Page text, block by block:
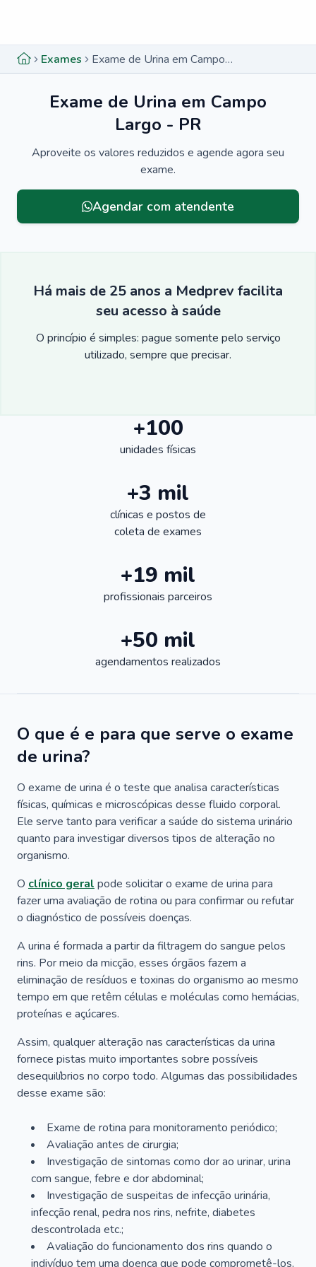
Exames Exame de Urina em Campo Largo - PR
Exame de Urina em Campo
Largo - PR
Aproveite os valores reduzidos e agende agora seu
exame.
Agendar com atendente
Há mais de 25 anos a Medprev facilita
seu acesso à saúde
O princípio é simples: pague somente pelo serviço
utilizado, sempre que precisar.
+100
unidades físicas
+3 mil
clínicas e postos de
coleta de exames
+19 mil
profissionais parceiros
+50 mil
agendamentos realizados
O que é e para que serve o exame
de urina?
O exame de urina é o teste que analisa características
físicas, químicas e microscópicas desse fluido corporal.
Ele serve tanto para verificar a saúde do sistema urinário
quanto para investigar diversos tipos de alteração no
organismo.
O clínico geral pode solicitar o exame de urina para
fazer uma avaliação de rotina ou para confirmar ou refutar
o diagnóstico de possíveis doenças.
A urina é formada a partir da filtragem do sangue pelos
rins. Por meio da micção, esses órgãos fazem a
eliminação de resíduos e toxinas do organismo ao mesmo
tempo em que retêm células e moléculas como hemácias,
proteínas e açúcares.
Assim, qualquer alteração nas características da urina
fornece pistas muito importantes sobre possíveis
desequilíbrios no corpo todo. Algumas das possibilidades
desse exame são:
Exame de rotina para monitoramento periódico;
Avaliação antes de cirurgia;
Investigação de sintomas como dor ao urinar, urina
com sangue, febre e dor abdominal;
Investigação de suspeitas de infecção urinária,
infecção renal, pedra nos rins, nefrite, diabetes
descontrolada etc.;
Avaliação do funcionamento dos rins quando o
indivíduo tem uma doença que pode comprometê-los,